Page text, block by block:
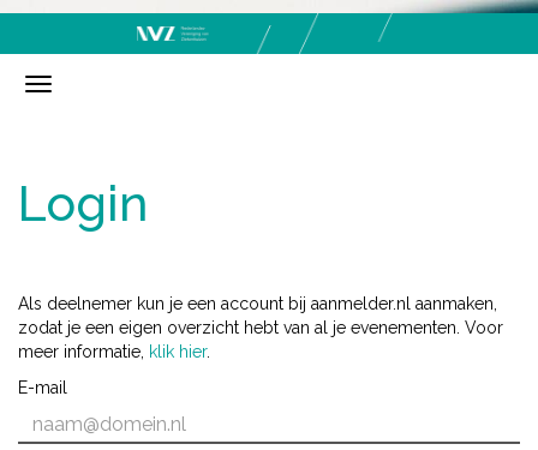
Login
Als deelnemer kun je een account bij aanmelder.nl aanmaken,
zodat je een eigen overzicht hebt van al je evenementen. Voor
meer informatie, klik hier.
E-mail